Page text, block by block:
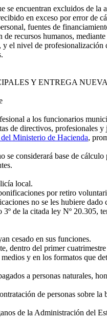
encuentran excluidos de
en exceso por error
fuentes de
recursos humanos,
el nivel de
Y ENTREGA
a los funcionarios
de directivos, profesionales
Ministerio de Hacienda,
considerará base de
local.
por retiro
no se les hubiere
de la citada ley Nº 20.305,
cesado en sus funciones.
dentro del primer
y en los formatos que
a personas naturales,
de personas sobre la
de la Administración del